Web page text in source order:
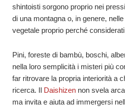
shintoisti sorgono proprio nei
di una montagna o, in genere,
vegetale proprio perché
Pini, foreste di bambù, boschi,
nella loro semplicità i misteri più
far ritrovare la propria interiorità a
ricerca. Il Daishizen non svela
ma invita e aiuta ad immergersi